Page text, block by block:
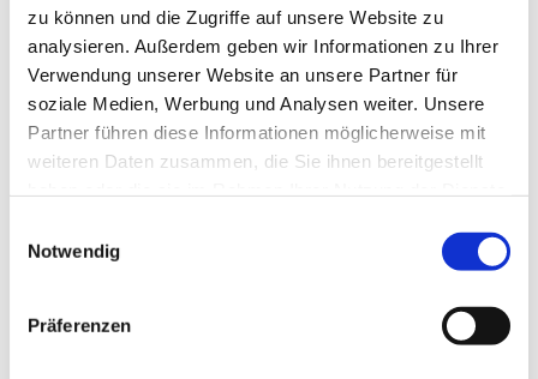
zu können und die Zugriffe auf unsere Website zu
analysieren. Außerdem geben wir Informationen zu Ihrer
Verwendung unserer Website an unsere Partner für
soziale Medien, Werbung und Analysen weiter. Unsere
Partner führen diese Informationen möglicherweise mit
weiteren Daten zusammen, die Sie ihnen bereitgestellt
Notwendig
Präferenzen
Bewusstsein (2)
Beziehung(5)
Bhagavad Gita (2)
Blut (1)
Body-Positivity(3)
Bodyshame(2)
Chinesisches Horoskop
Dehnen(7)